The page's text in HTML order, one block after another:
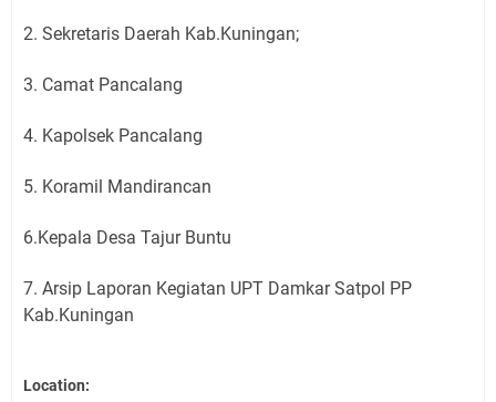
2. Sekretaris Daerah Kab.Kuningan;
3. Camat Pancalang
4. Kapolsek Pancalang
5. Koramil Mandirancan
6.Kepala Desa Tajur Buntu
7. Arsip Laporan Kegiatan UPT Damkar Satpol PP
Kab.Kuningan
Location: